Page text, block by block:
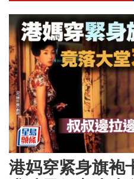
港妈穿紧身旗袍